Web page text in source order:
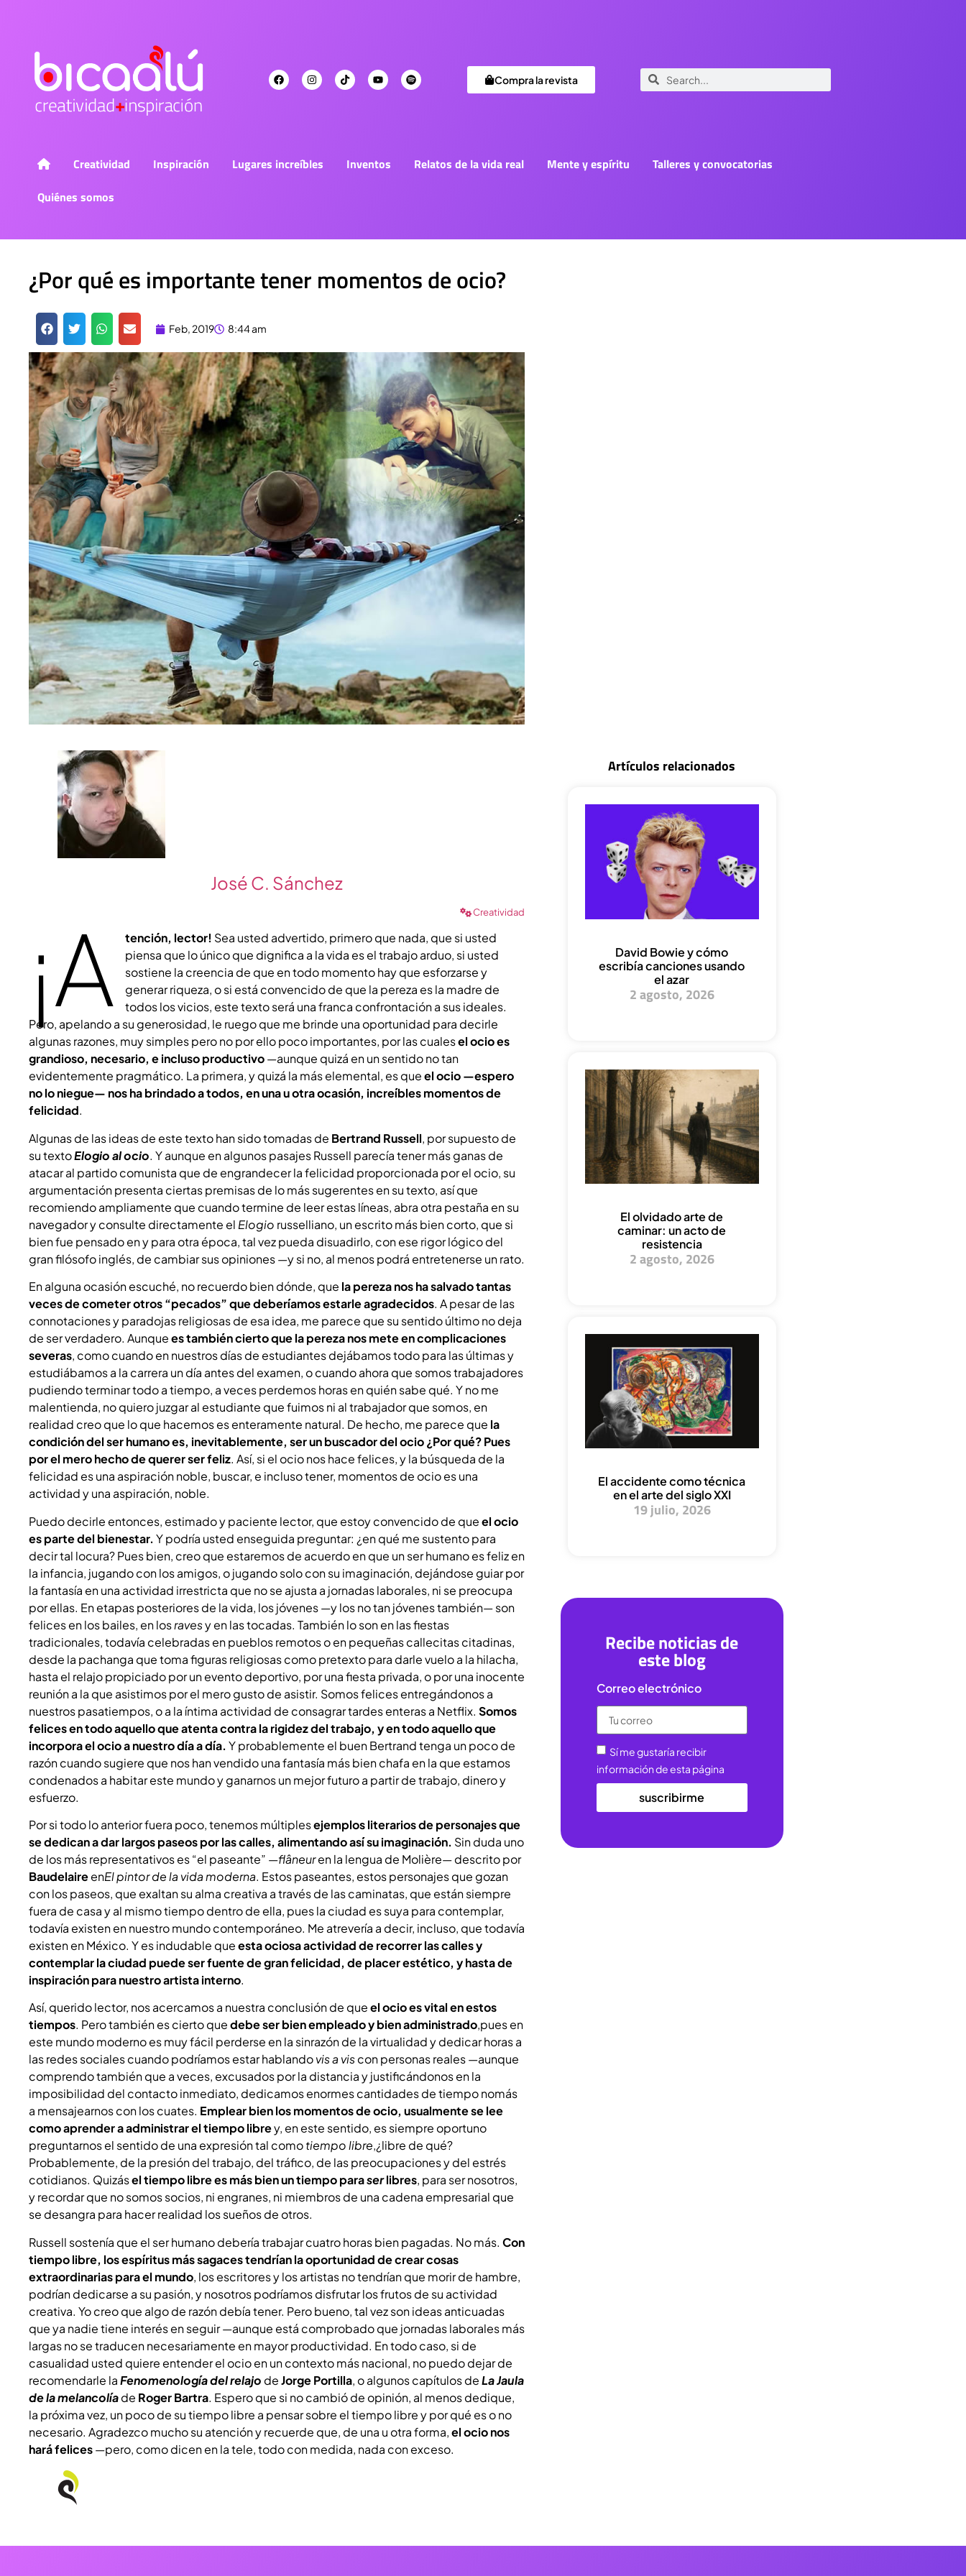
Compra la revista
Creatividad Inspiración Lugares increíbles Inventos Relatos de la vida real Mente y espíritu
Talleres y convocatorias
Quiénes somos
¿Por qué es importante tener momentos de ocio?
Feb, 2019 8:44 am
José C. Sánchez
Creatividad
¡A tención, lector! Sea usted advertido, primero que nada, que si usted
piensa que lo único que dignifica a la vida es el trabajo arduo, si usted
sostiene la creencia de que en todo momento hay que esforzarse y
generar riqueza, o si está convencido de que la pereza es la madre de
todos los vicios, este texto será una franca confrontación a sus ideales.
Pero, apelando a su generosidad, le ruego que me brinde una oportunidad para decirle
algunas razones, muy simples pero no por ello poco importantes, por las cualesel ocio es
grandioso, necesario, e incluso productivo—aunque quizá en un sentido no tan
evidentemente pragmático. La primera, y quizá la más elemental, es queel ocio —espero
no lo niegue— nos ha brindado a todos, en una u otra ocasión, increíbles momentos de
felicidad.
Algunas de las ideas de este texto han sido tomadas de Bertrand Russell, por supuesto de
su textoElogio al ocio. Y aunque en algunos pasajes Russell parecía tener más ganas de
atacar al partido comunista que de engrandecer la felicidad proporcionada por el ocio, su
argumentación presenta ciertas premisas de lo más sugerentes en su texto, así que
recomiendo ampliamente que cuando termine de leer estas líneas, abra otra pestaña en su
navegador y consulte directamente el Elogio russelliano, un escrito más bien corto, que si
bien fue pensado en y para otra época, tal vez pueda disuadirlo, con ese rigor lógico del
gran filósofo inglés, de cambiar sus opiniones —y si no, al menos podrá entretenerse un rato.
En alguna ocasión escuché, no recuerdo bien dónde, que la pereza nos ha salvado tantas
veces de cometer otros “pecados” que deberíamos estarle agradecidos. A pesar de las
connotaciones y paradojas religiosas de esa idea, me parece que su sentido último no deja
de ser verdadero. Aunquees también cierto que la pereza nos mete en complicaciones
severas, como cuando en nuestros días de estudiantes dejábamos todo para las últimas y
estudiábamos a la carrera un día antes del examen, o cuando ahora que somos trabajadores
pudiendo terminar todo a tiempo, a veces perdemos horas en quién sabe qué. Y no me
malentienda, no quiero juzgar al estudiante que fuimos ni al trabajador que somos, en
realidad creo que lo que hacemos es enteramente natural. De hecho, me parece que la
condición del ser humano es, inevitablemente, ser un buscador del ocio¿Por qué? Pues
por el mero hecho de querer ser feliz. Así, si el ocio nos hace felices, y la búsqueda de la
felicidad es una aspiración noble, buscar, e incluso tener, momentos de ocio es una
actividad y una aspiración, noble.
Puedo decirle entonces, estimado y paciente lector, que estoy convencido de queel ocio
es parte del bienestar. Y podría usted enseguida preguntar: ¿en qué me sustento para
decir tal locura? Pues bien, creo que estaremos de acuerdo en que un ser humano es feliz en
la infancia, jugando con los amigos, o jugando solo con su imaginación, dejándose guiar por
la fantasía en una actividad irrestricta que no se ajusta a jornadas laborales, ni se preocupa
por ellas. En etapas posteriores de la vida, los jóvenes —y los no tan jóvenes también— son
felices en los bailes, en losravesy en las tocadas. También lo son en las fiestas
tradicionales, todavía celebradas en pueblos remotos o en pequeñas callecitas citadinas,
desde la pachanga que toma figuras religiosas como pretexto para darle vuelo a la hilacha,
hasta el relajo propiciado por un evento deportivo, por una fiesta privada, o por una inocente
reunión a la que asistimos por el mero gusto de asistir. Somos felices entregándonos a
nuestros pasatiempos, o a la íntima actividad de consagrar tardes enteras a Netflix. Somos
felices en todo aquello que atenta contra la rigidez del trabajo, y en todo aquello que
incorpora el ocio a nuestro día a día. Y probablemente el buen Bertrand tenga un poco de
razón cuando sugiere que nos han vendido una fantasía más bien chafa en la que estamos
condenados a habitar este mundo y ganarnos un mejor futuro a partir de trabajo, dinero y
esfuerzo.
Por si todo lo anterior fuera poco, tenemos múltiplesejemplos literariosde personajes que
se dedican a dar largos paseos por las calles, alimentando así su imaginación. Sin duda uno
de los más representativos es “el paseante” —flâneuren la lengua de Molière— descrito por
BaudelaireenEl pintor de la vida moderna. Estos paseantes, estos personajes que gozan
con los paseos, que exaltan su alma creativa a través de las caminatas, que están siempre
fuera de casa y al mismo tiempo dentro de ella, pues la ciudad es suya para contemplar,
todavía existen en nuestro mundo contemporáneo. Me atrevería a decir, incluso, que todavía
existen en México. Y es indudable queesta ociosa actividad de recorrer las calles y
contemplar la ciudad puede ser fuente de gran felicidad, de placer estético, y hasta de
inspiración para nuestro artista interno.
Así, querido lector, nos acercamos a nuestra conclusión de queel ocio es vital en estos
tiempos. Pero también es cierto quedebe ser bien empleado y bien administrado,pues en
este mundo moderno es muy fácil perderse en la sinrazón de la virtualidad y dedicar horas a
las redes sociales cuando podríamos estar hablandovis a viscon personas reales —aunque
comprendo también que a veces, excusados por la distancia y justificándonos en la
imposibilidad del contacto inmediato, dedicamos enormes cantidades de tiempo nomás
a mensajearnos con los cuates. Emplear bien los momentos de ocio, usualmente se lee
como aprender a administrar el tiempo librey, en este sentido, es siempre oportuno
preguntarnos el sentido de una expresión tal comotiempo libre,¿libre de qué?
Probablemente, de la presión del trabajo, del tráfico, de las preocupaciones y del estrés
cotidianos. Quizásel tiempo libre es más bien un tiempo paraserlibres, para ser nosotros,
y recordar que no somos socios, ni engranes, ni miembros de una cadena empresarial que
se desangra para hacer realidad los sueños de otros.
Russell sostenía que el ser humano debería trabajar cuatro horas bien pagadas. No más. Con
tiempo libre, los espíritus más sagaces tendrían la oportunidad de crear cosas
extraordinarias para el mundo, los escritores y los artistas no tendrían que morir de hambre,
podrían dedicarse a su pasión, y nosotros podríamos disfrutar los frutos de su actividad
creativa. Yo creo que algo de razón debía tener. Pero bueno, tal vez son ideas anticuadas
que ya nadie tiene interés en seguir —aunque está comprobado que jornadas laborales más
largas no se traducen necesariamente en mayor productividad. En todo caso, si de
casualidad usted quiere entender el ocio en un contexto más nacional, no puedo dejar de
recomendarle laFenomenología del relajo deJorge Portilla, o algunos capítulos deLaJaula
de la melancolíade Roger Bartra. Espero que si no cambió de opinión, al menos dedique,
la próxima vez, un poco de su tiempo libre a pensar sobre el tiempo libre y por qué es o no
necesario. Agradezco mucho su atención y recuerde que, de una u otra forma,el ocio nos
hará felices—pero, como dicen en la tele, todo con medida, nada con exceso.
Artículos relacionados
David Bowie y cómo
escribía canciones usando
el azar
2 agosto, 2026
El olvidado arte de
caminar: un acto de
resistencia
2 agosto, 2026
El accidente como técnica
en el arte del siglo XXI
19 julio, 2026
Recibe noticias de
este blog
Correo electrónico
Sí me gustaría recibir
información de esta página
suscribirme